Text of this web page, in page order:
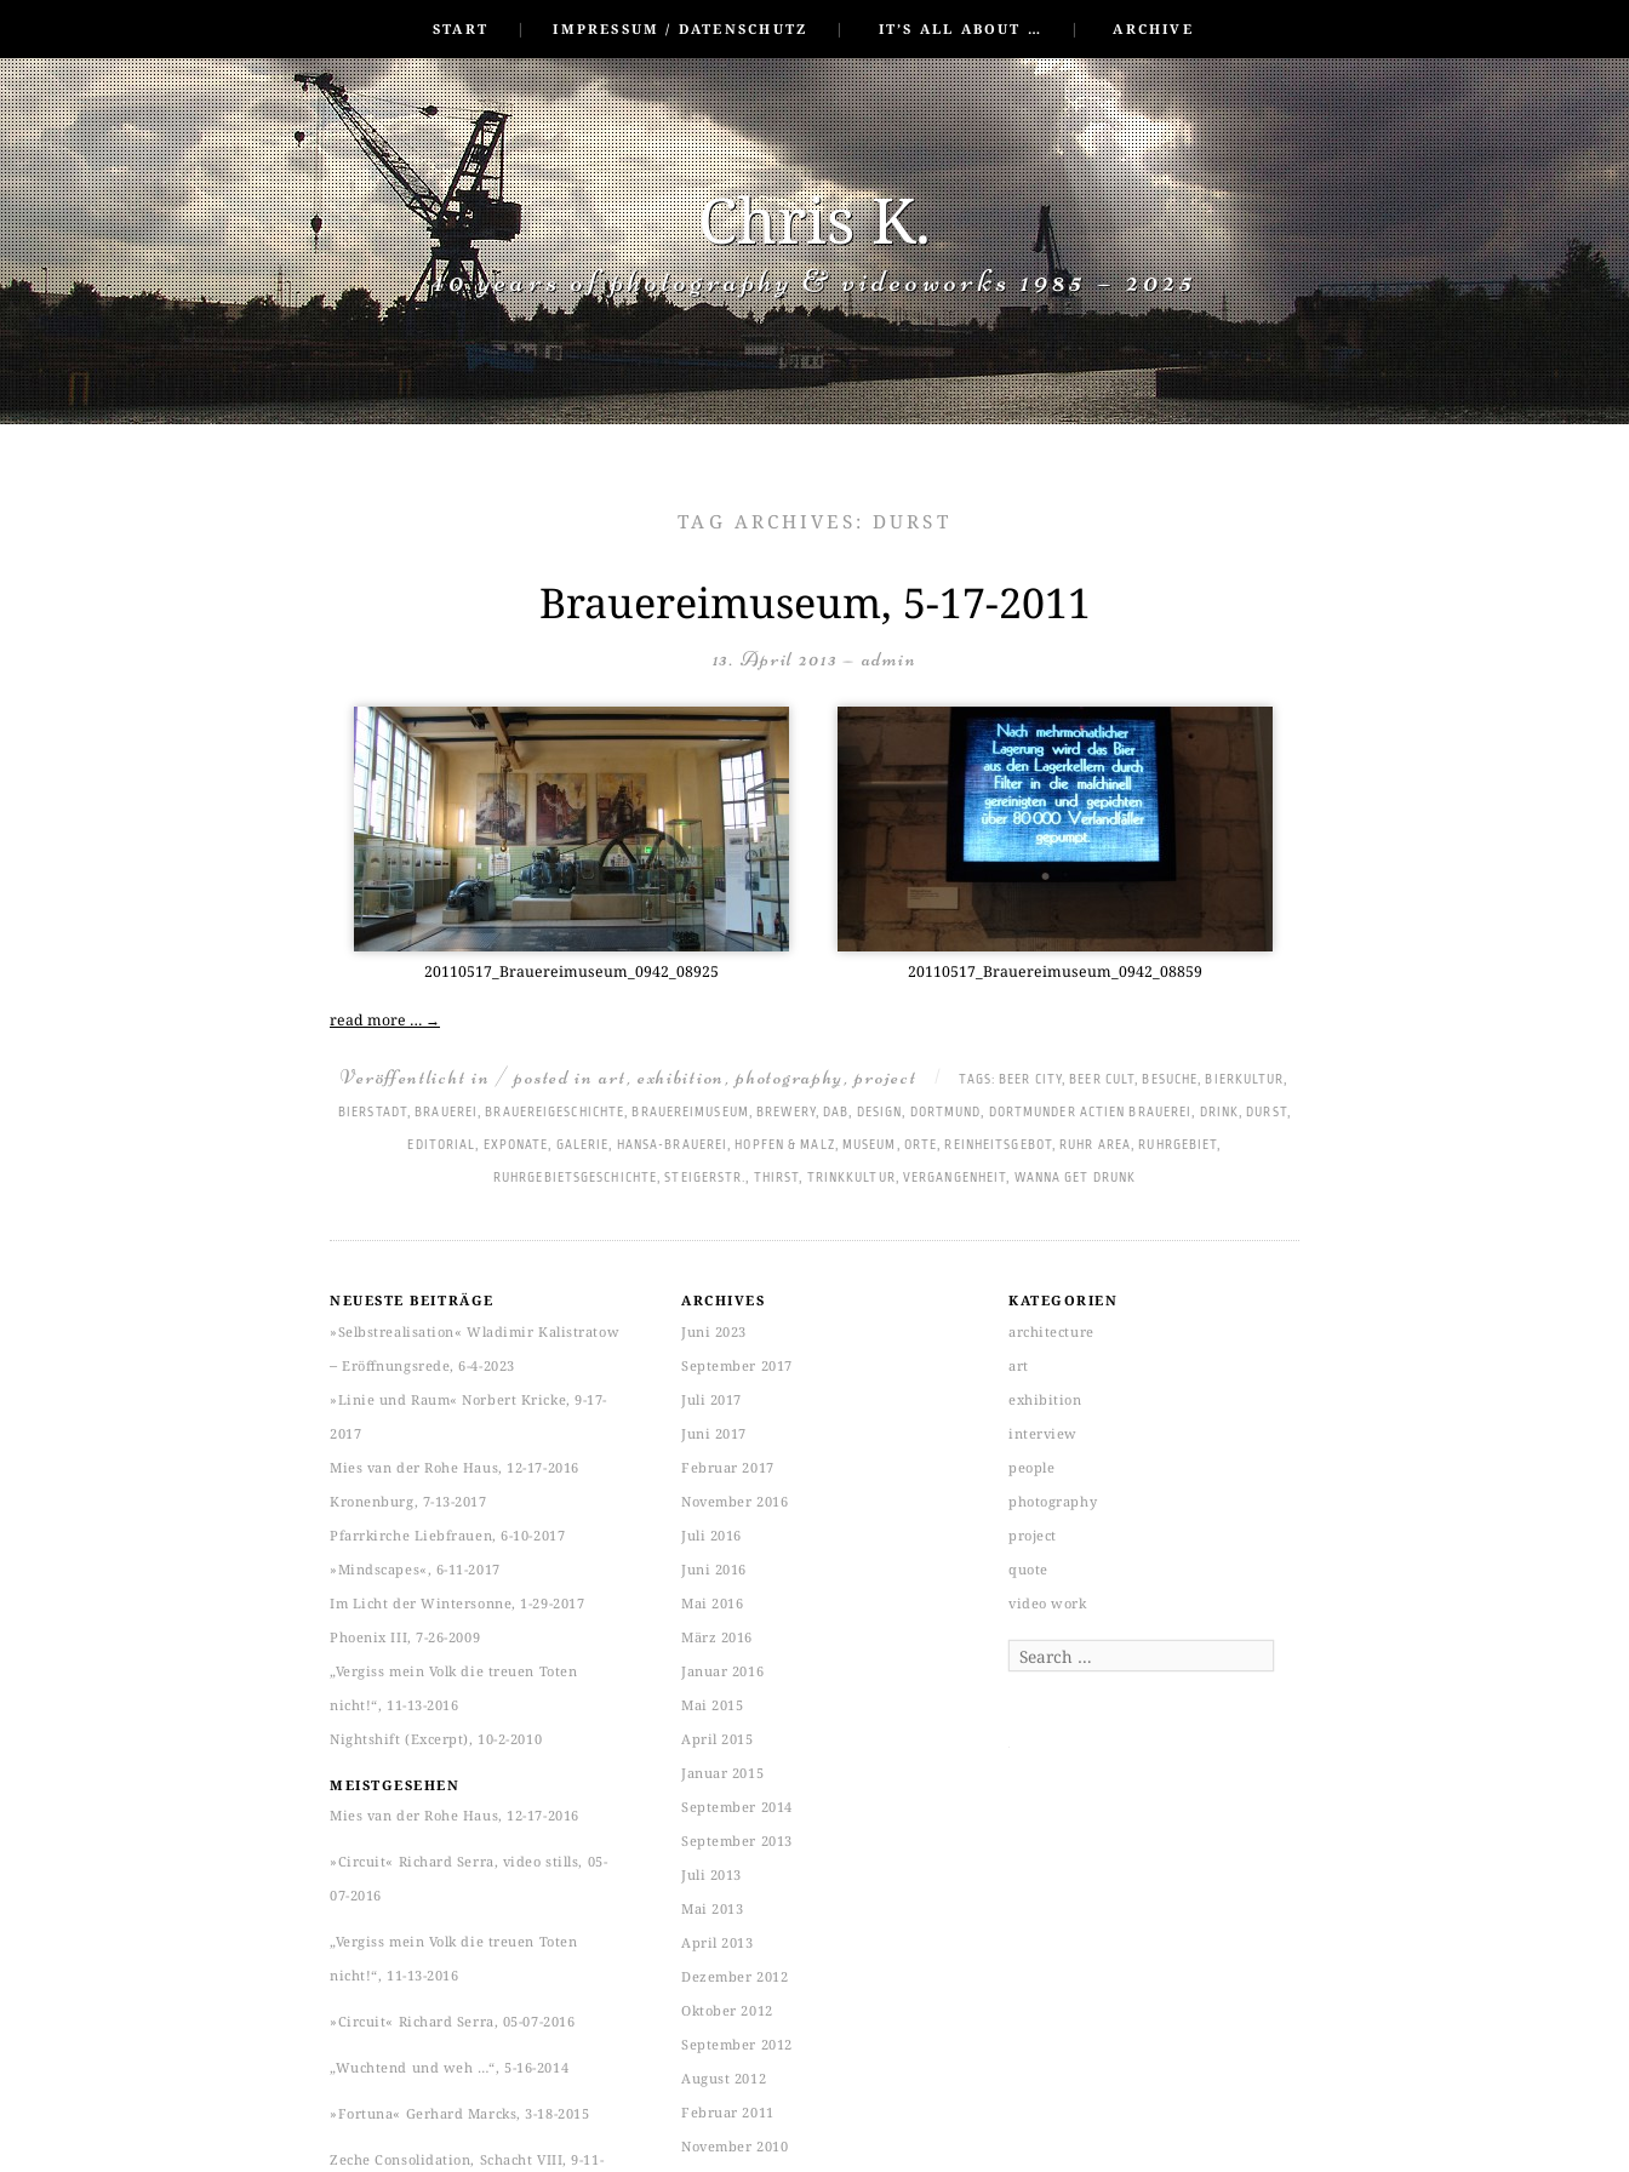
START
IMPRESSUM / DATENSCHUTZ IT’S ALL ABOUT … ARCHIVE
Chris K.
40 years of photography & videoworks 1985 – 2025
TAG ARCHIVES:DURST
Brauereimuseum, 5-17-2011
13. April 2013 — admin
20110517_Brauereimuseum_0942_08925 20110517_Brauereimuseum_0942_08859
read more … →
Veröffentlicht in / posted inart, exhibition,photography,project TAGS: BEER CITY, BEER CULT, BESUCHE, BIERKULTUR,
BIERSTADT, BRAUEREI, BRAUEREIGESCHICHTE, BRAUEREIMUSEUM , BREWERY, DAB, DESIGN, DORTMUND, DORTMUNDER ACTIEN BRAUEREI, DRINK, DURST ,
EDITORIAL, EXPONATE, GALERIE, HANSA-BRAUEREI, HOPFEN & MALZ, MUSEUM , ORTE, REINHEITSGEBOT , RUHR AREA, RUHRGEBIET,
RUHRGEBIETSGESCHICHTE,STEIGERSTR., THIRST, TRINKKULTUR, VERGANGENHEIT, WANNA GET DRUNK
NEUESTE BEITRÄGE
»Selbstrealisation« Wladimir Kalistratow
‒ Eröffnungsrede, 6-4-2023
»Linie und Raum« Norbert Kricke, 9-17-
2017
Mies van der Rohe Haus, 12-17-2016
Kronenburg, 7-13-2017
Pfarrkirche Liebfrauen, 6-10-2017
»Mindscapes«, 6-11-2017
Im Licht der Wintersonne, 1-29-2017
Phoenix III, 7-26-2009
„Vergiss mein Volk die treuen Toten
nicht!“, 11-13-2016
Nightshift (Excerpt), 10-2-2010
MEISTGESEHEN
Mies van der Rohe Haus, 12-17-2016
»Circuit« Richard Serra, video stills, 05-
07-2016
„Vergiss mein Volk die treuen Toten
nicht!“, 11-13-2016
»Circuit« Richard Serra, 05-07-2016
„Wuchtend und weh …“, 5-16-2014
»Fortuna« Gerhard Marcks, 3-18-2015
Zeche Consolidation, Schacht VIII, 9-11-
ARCHIVES
Juni 2023
September 2017
Juli 2017
Juni 2017
Februar 2017
November 2016
Juli 2016
Juni 2016
Mai 2016
März 2016
Januar 2016
Mai 2015
April 2015
Januar 2015
September 2014
September 2013
Juli 2013
Mai 2013
April 2013
Dezember 2012
Oktober 2012
September 2012
August 2012
Februar 2011
November 2010
KATEGORIEN
architecture
art
exhibition
interview
people
photography
project
quote
video work
Search